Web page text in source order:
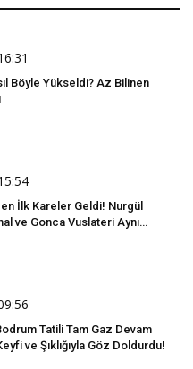
Böyle Yükseldi? Az Bilinen
İlk Kareler Geldi! Nurgül
ve Gonca Vuslateri Aynı
Tatili Tam Gaz Devam
ve Şıklığıyla Göz Doldurdu!